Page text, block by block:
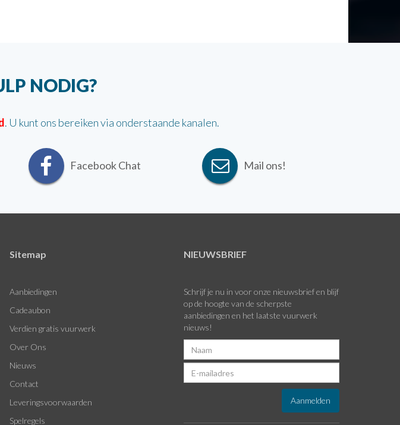
NODIG?
. U kunt ons bereiken via onderstaande kanalen.
Facebook Chat Mail ons!
Sitemap
Aanbiedingen
Cadeaubon
Verdien gratis vuurwerk
Over Ons
Nieuws
Contact
Leveringsvoorwaarden
Spelregels
NIEUWSBRIEF
Schrijf je nu in voor onze nieuwsbrief en blijf
op de hoogte van de scherpste
aanbiedingen en het laatste vuurwerk
nieuws!